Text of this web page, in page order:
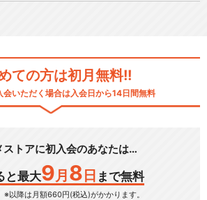
ての方は初月無料!!
いただく場合は入会日から14日間無料
ストアに初入会のあなたは…
と最大9 月 8 日 まで無料
※以降は月額660円(税込)がかかります。